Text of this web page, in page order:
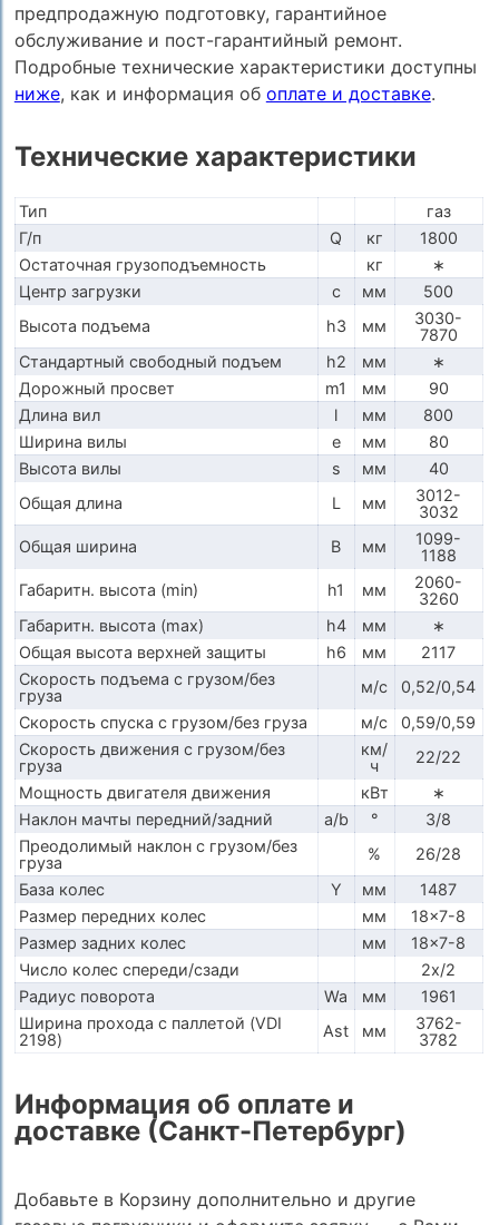
предпродажную подготовку, гарантийное
обслуживание и пост-гарантийный ремонт.
Подробные технические характеристики доступны
ниже, как и информация об оплате и доставке.
Технические характеристики
Тип
газ
Г/п
Q кг
1800
Остаточная грузоподъемность
кг
∗
Центр загрузки
c мм
500
Высота подъема
h3 мм
3030-
7870
Стандартный свободный подъем
h2 мм
∗
Дорожный просвет
m1 мм
90
Длина вил
l мм
800
Ширина вилы
e мм
80
Высота вилы
s мм
40
Общая длина
L мм
3012-
3032
Общая ширина
B мм
1099-
1188
Габаритн. высота (min)
h1 мм
2060-
3260
Габаритн. высота (max)
h4 мм
∗
Общая высота верхней защиты
h6 мм
2117
Скорость подъема с грузом/без
груза
м/с
0,52/0,54
Скорость спуска с грузом/без груза
м/с
0,59/0,59
Скорость движения с грузом/без
груза
км/
ч
22/22
Мощность двигателя движения
кВт
∗
Наклон мачты передний/задний
a/b °
3/8
Преодолимый наклон с грузом/без
груза
%
26/28
База колес
Y мм
1487
Размер передних колес
мм
18x7-8
Размер задних колес
мм
18x7-8
Число колес спереди/сзади
2x/2
Радиус поворота
Wa мм
1961
Ширина прохода с паллетой (VDI
2198)
Ast мм
3762-
3782
Информация об оплате и
доставке (Санкт-Петербург)
Добавьте в Корзину дополнительно и другие